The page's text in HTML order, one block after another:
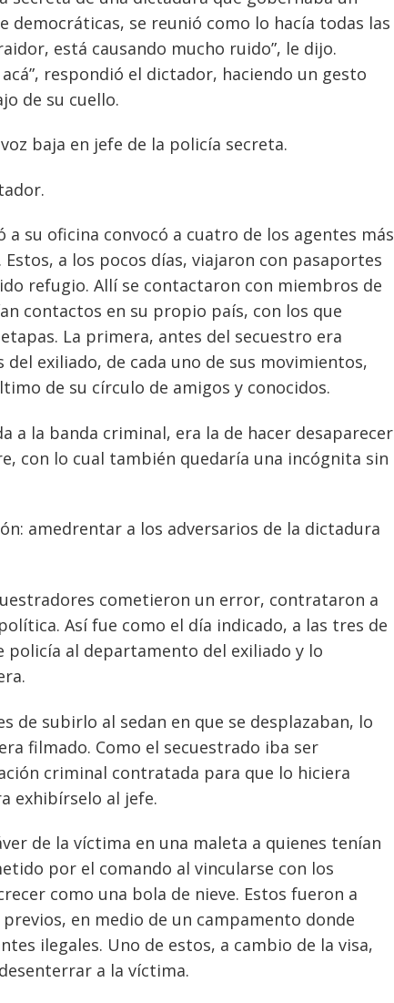
se reunió como lo hacía todas las
está causando mucho ruido”, le dijo.
respondió el dictador, haciendo un gesto
de su cuello.
baja en jefe de la policía secreta.
su oficina convocó a cuatro de los agentes más
a los pocos días, viajaron con pasaportes
refugio. Allí se contactaron con miembros de
contactos en su propio país, con los que
La primera, antes del secuestro era
exiliado, de cada uno de sus movimientos,
de su círculo de amigos y conocidos.
a la banda criminal, era la de hacer desaparecer
con lo cual también quedaría una incógnita sin
amedrentar a los adversarios de la dictadura
cometieron un error, contrataron a
Así fue como el día indicado, a las tres de
policía al departamento del exiliado y lo
de subirlo al sedan en que se desplazaban, lo
filmado. Como el secuestrado iba ser
criminal contratada para que lo hiciera
exhibírselo al jefe.
de la víctima en una maleta a quienes tenían
por el comando al vincularse con los
como una bola de nieve. Estos fueron a
en medio de un campamento donde
ilegales. Uno de estos, a cambio de la visa,
a la víctima.